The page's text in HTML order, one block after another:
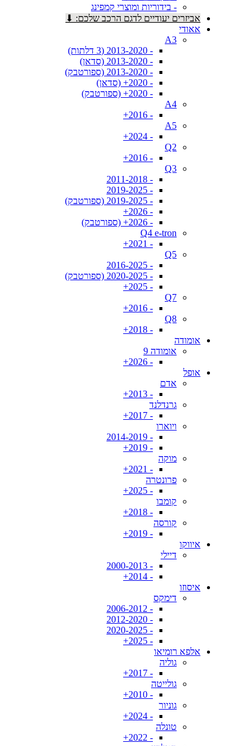
- בידוריות ומוצרי קמפינג
אביזרים יעודיים לדגם הרכב שלכם: ⬇
אאודי
A3
- 2013-2020 (3 דלתות)
- 2013-2020 (סדאן)
- 2013-2020 (ספורטבק)
- 2020+ (סדאן)
- 2020+ (ספורטבק)
A4
- 2016+
A5
- 2024+
Q2
- 2016+
Q3
- 2011-2018
- 2019-2025
- 2019-2025 (ספורטבק)
- 2026+
- 2026+ (ספורטבק)
Q4 e-tron
- 2021+
Q5
- 2016-2025
- 2020-2025 (ספורטבק)
- 2025+
Q7
- 2016+
Q8
- 2018+
אומודה
אומודה 9
- 2026+
אופל
אדם
- 2013+
גרנדלנד
- 2017+
ויוארו
- 2014-2019
- 2019+
מוקה
- 2021+
פרונטרה
- 2025+
קומבו
- 2018+
קורסה
- 2019+
איווקו
דיילי
- 2000-2013
- 2014+
איסוזו
דימקס
- 2006-2012
- 2012-2020
- 2020-2025
- 2025+
אלפא רומיאו
גוליה
- 2017+
גולייטה
- 2010+
גוניור
- 2024+
טונלה
- 2022+